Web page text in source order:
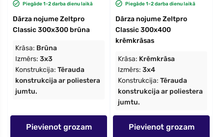
Piegāde 1-2 darba dienu laikā
Dārza nojume Zeltpro
Classic 300x300 brūna
Krāsa: Brūna
Izmērs: 3x3
Konstrukcija: Tērauda
konstrukcija ar poliestera
jumtu.
Pievienot grozam
Piegāde 1-2 darba dienu laikā
Dārza nojume Zeltpro
Classic 300x400
krēmkrāsas
Krāsa: Krēmkrāsa
Izmērs: 3x4
Konstrukcija: Tērauda
konstrukcija ar poliestera
jumtu.
Pievienot grozam